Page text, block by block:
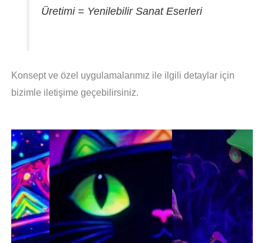
Üretimi = Yenilebilir Sanat Eserleri
Konsept ve özel uygulamalarımız ile ilgili detaylar için
bizimle iletişime geçebilirsiniz.